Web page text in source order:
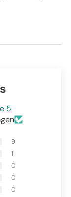
5
9
1
0
0
0